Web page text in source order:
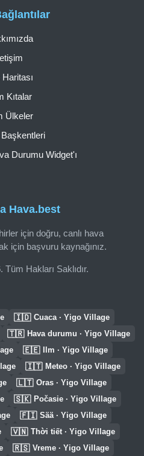
Hava.best
için doğru, canlı hava
için başvuru kaynağınız.
Hakları Saklıdır.
Haritası
Kıtalar
Ülkeler
Durumu Widget'ı
🇮🇩 Cuaca · Yigo Village
🇹🇷 Hava durumu · Yigo Village
🇪🇪 Ilm · Yigo Village
🇮🇹 Meteo · Yigo Village
🇱🇹 Oras · Yigo Village
🇸🇰 Počasie · Yigo Village
🇫🇮 Sää · Yigo Village
🇻🇳 Thời tiết · Yigo Village
🇷🇸 Vreme · Yigo Village